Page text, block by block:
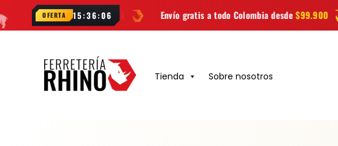
OFERTA 15:36:05
en Bogotá Envío gratis a todo Colombia desde$99.900 Las mejores
al
Tienda Sobre nosotros